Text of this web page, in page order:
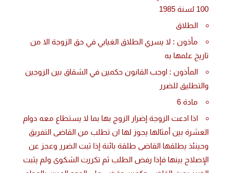
100 لسنة 1985
الطلاق
مأذون : لا يسري الطلاق الغيابي في حق الزوجة الا من
تاريخ علمها به
المأذون : اوجب القانون حكمين في الشقاق بين الزوجين
والتطليق للضرر
مادة 6
اذا ادعت الزوجة إضرار الزوج بها بما لا يستطاع معه دوام
العشرة بين أمثالها يجوز لها ان تطلب من القاضى التفريق
وحينئذ يطلقها القاضى طلقة بائنة إذا ثبت الضرر وعجز عن
الإصلاح بينها فإذا رفض الطلب ثم تكررت الشكوى ولم يثبت